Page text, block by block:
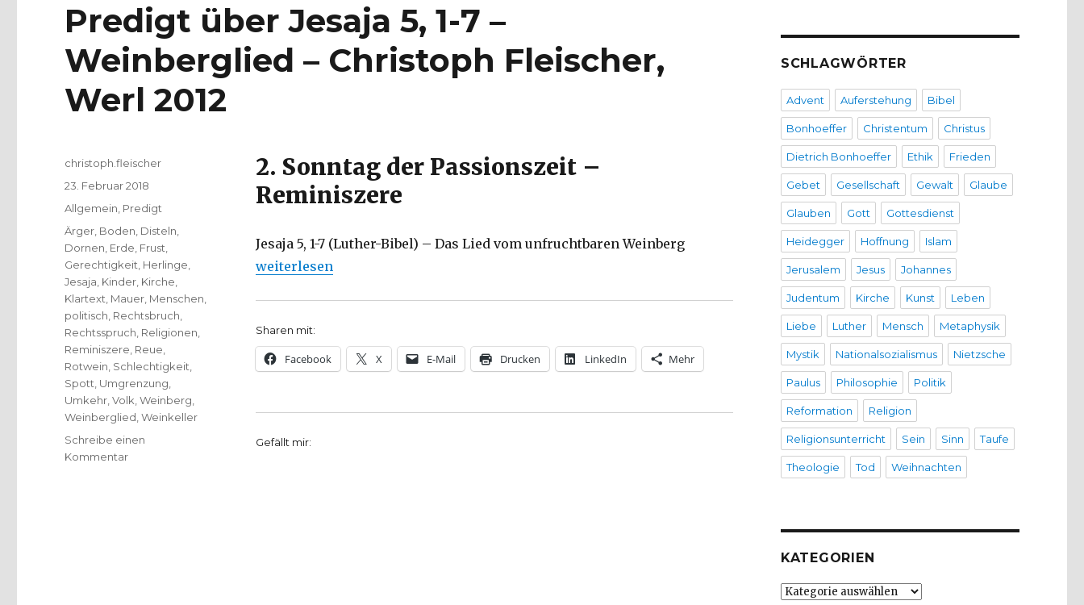
Predigt über Jesaja 5, 1-7 –
Weinberglied – Christoph Fleischer,
Werl 2012
2. Sonntag der Passionszeit –
Reminiszere
Jesaja 5, 1-7 (Luther-Bibel) – Das Lied vom unfruchtbaren Weinberg
„Predigt über Jesaja 5, 1-7 – Weinberglied – Christoph Fleischer, Werl 2012“
weiterlesen
Sharen mit:
Facebook X E-Mail Drucken LinkedIn Mehr
Gefällt mir:
Autor
christoph.fleischer
Veröffentlicht
am
23. Februar 2018
Kategorien
Allgemein Predigt
Schlagwörter
Ärger Boden Disteln
Dornen Erde Frust
Gerechtigkeit Herlinge
Jesaja Kinder Kirche
Klartext Mauer Menschen
politisch Rechtsbruch
Rechtsspruch Religionen
Reminiszere Reue
Rotwein Schlechtigkeit
Spott Umgrenzung
Umkehr ,Volk ,Weinberg
Weinberglied ,Weinkeller
Schreibe einen
Kommentarzu
SCHLAGWÖRTER
Advent Auferstehung Bibel
Bonhoeffer Christentum Christus
Dietrich Bonhoeffer Ethik Frieden
Gebet Gesellschaft Gewalt Glaube
Glauben Gott Gottesdienst
Heidegger Hoffnung Islam
Jerusalem Jesus Johannes
Judentum Kirche Kunst Leben
Liebe Luther Mensch Metaphysik
Mystik Nationalsozialismus Nietzsche
Paulus Philosophie Politik
Reformation Religion
Religionsunterricht Sein Sinn Taufe
Theologie Tod Weihnachten
KATEGORIEN
Kategorien